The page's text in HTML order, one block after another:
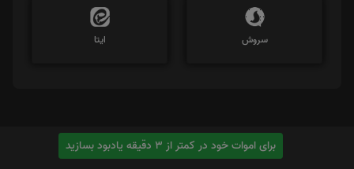
سروش ایتا
برای اموات خود در کمتر از 3 دقیقه یادبود بسازید